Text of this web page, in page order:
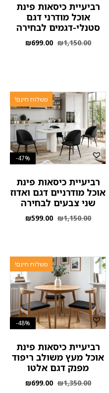
רביעיית כיסאות פינת
אוכל מודרני דגם
סטנלי-דגמים לבחירה
₪1,150.00
₪699.00
משלוח חינם!
47%-
רביעיית כיסאות פינת
אוכל מודרניים דגם ואדוז
שני צבעים לבחירה
₪1,150.00
₪599.00
משלוח חינם!
48%-
רביעיית כיסאות פינת
אוכל מעץ משולב ריפוד
מפנק דגם אלטו
₪1,350.00
₪699.00